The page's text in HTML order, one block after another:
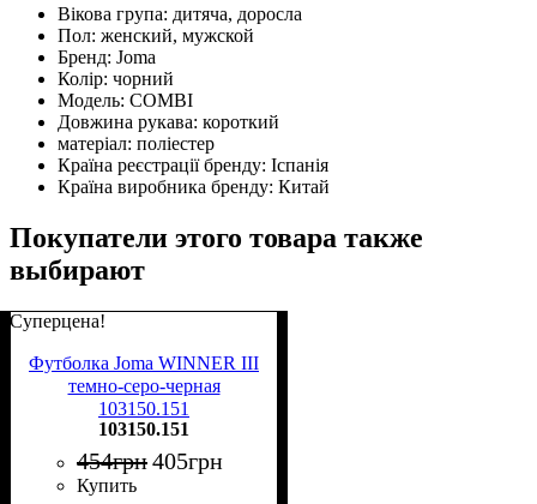
Вікова група: дитяча, доросла
Пол: женский, мужской
Бренд: Joma
Колір: чорний
Модель: COMBI
Довжина рукава: короткий
матеріал: поліестер
Країна реєстрації бренду: Іспанія
Країна виробника бренду: Китай
Покупатели этого товара также
выбирают
Суперцена!
Футболка Joma WINNER III
темно-серо-черная
103150.151
103150.151
454грн405грн
Купить